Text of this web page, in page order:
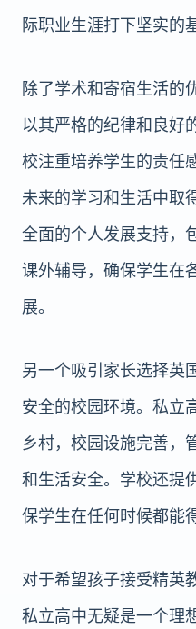
际职业生涯打下坚实的
除了学术和寄宿生活的
以其严格的纪律和良好
校注重培养学生的责任
未来的学习和生活中取
全面的个人发展支持，
课外辅导，确保学生在
展。
另一个吸引家长选择英
安全的校园环境。私立
乡村，校园设施完善，
和生活安全。学校还提
保学生在任何时候都能
对于希望孩子接受精英
私立高中无疑是一个理